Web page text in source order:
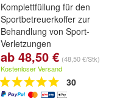
Komplettfüllung für den
Sportbetreuerkoffer zur
Behandlung von Sport-
Verletzungen
ab 48,50 € (48,50 €/Stk)
Kostenloser Versand
30